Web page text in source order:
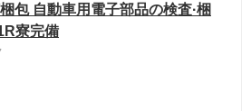
包 自動車用電子部品の検査·梱
寮完備